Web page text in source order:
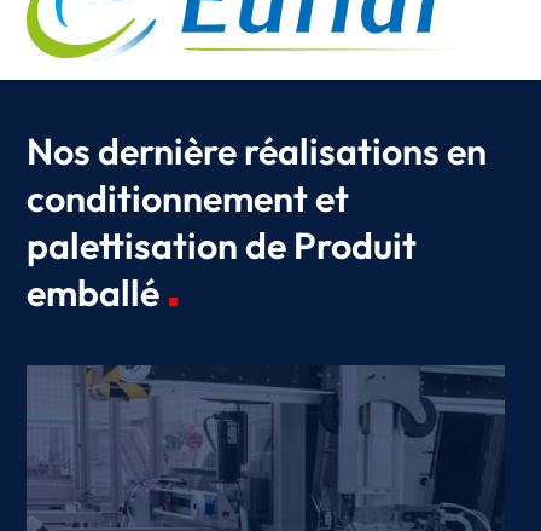
Nos dernière réalisations en
conditionnement et
palettisation de Produit
emballé